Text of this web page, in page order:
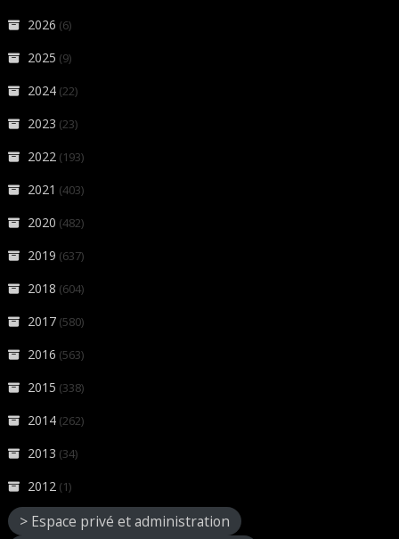
2026 (6)
2025 (9)
2024 (22)
2023 (23)
2022 (193)
2021 (403)
2020 (482)
2019 (637)
2018 (604)
2017 (580)
2016 (563)
2015 (338)
2014 (262)
2013 (34)
2012 (1)
> Espace privé et administration